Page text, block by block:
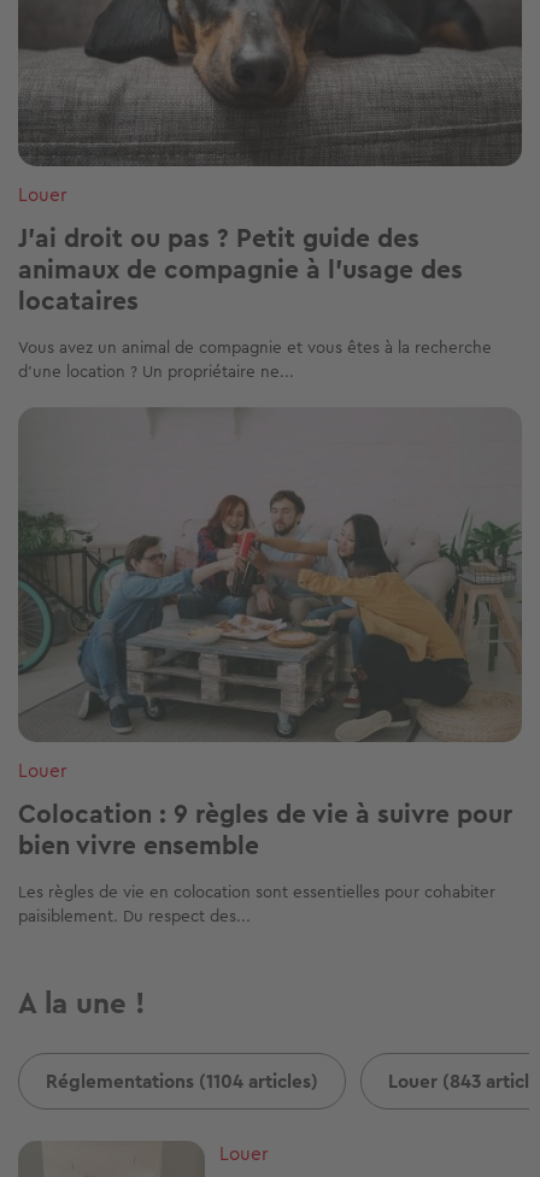
Louer
J’ai droit ou pas ? Petit guide des
animaux de compagnie à l’usage des
locataires
Vous avez un animal de compagnie et vous êtes à la recherche
d'une location ? Un propriétaire ne...
Image
Louer
Colocation : 9 règles de vie à suivre pour
bien vivre ensemble
Les règles de vie en colocation sont essentielles pour cohabiter
paisiblement. Du respect des...
A la une !
Réglementations (1104 articles) Louer (843
Image
Louer